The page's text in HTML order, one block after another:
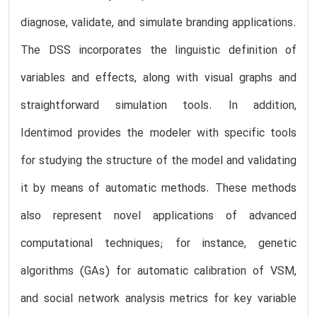
diagnose, validate, and simulate branding applications.
The DSS incorporates the linguistic definition of
variables and effects, along with visual graphs and
straightforward simulation tools. In addition,
Identimod provides the modeler with specific tools
for studying the structure of the model and validating
it by means of automatic methods. These methods
also represent novel applications of advanced
computational techniques; for instance, genetic
algorithms (GAs) for automatic calibration of VSM,
and social network analysis metrics for key variable